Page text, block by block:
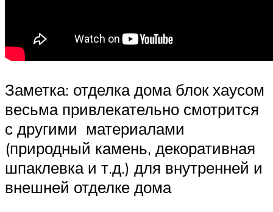
Заметка: отделка дома блок хаусом
весьма привлекательно смотрится
с другими материалами
(природный камень, декоративная
шпаклевка и т.д.) для внутренней и
внешней отделке дома